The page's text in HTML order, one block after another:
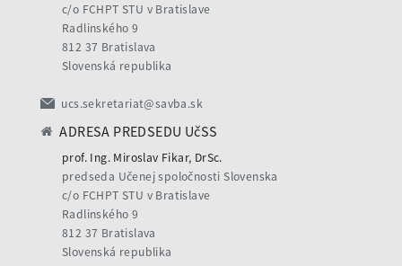
c/o FCHPT STU v Bratislave
Radlinského 9
812 37 Bratislava
Slovenská republika
ucs.sekretariat@savba.sk
ADRESA PREDSEDU UčSS
prof. Ing. Miroslav Fikar, DrSc.
predseda Učenej spoločnosti Slovenska
c/o FCHPT STU v Bratislave
Radlinského 9
812 37 Bratislava
Slovenská republika